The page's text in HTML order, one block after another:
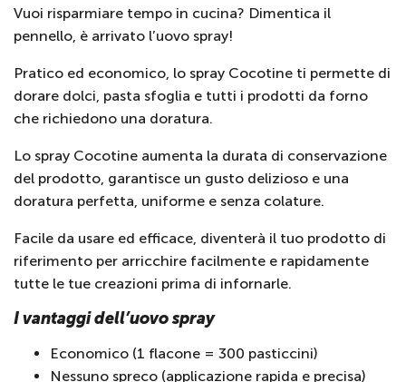
Vuoi risparmiare tempo in cucina? Dimentica il
pennello, è arrivato l’uovo spray!
Pratico ed economico, lo spray Cocotine ti permette di
dorare dolci, pasta sfoglia e tutti i prodotti da forno
che richiedono una doratura.
Lo spray Cocotine aumenta la durata di conservazione
del prodotto, garantisce un gusto delizioso e una
doratura perfetta, uniforme e senza colature.
Facile da usare ed efficace, diventerà il tuo prodotto di
riferimento per arricchire facilmente e rapidamente
tutte le tue creazioni prima di infornarle.
I vantaggi dell’uovo spray
Economico (1 flacone = 300 pasticcini)
Nessuno spreco (applicazione rapida e precisa)